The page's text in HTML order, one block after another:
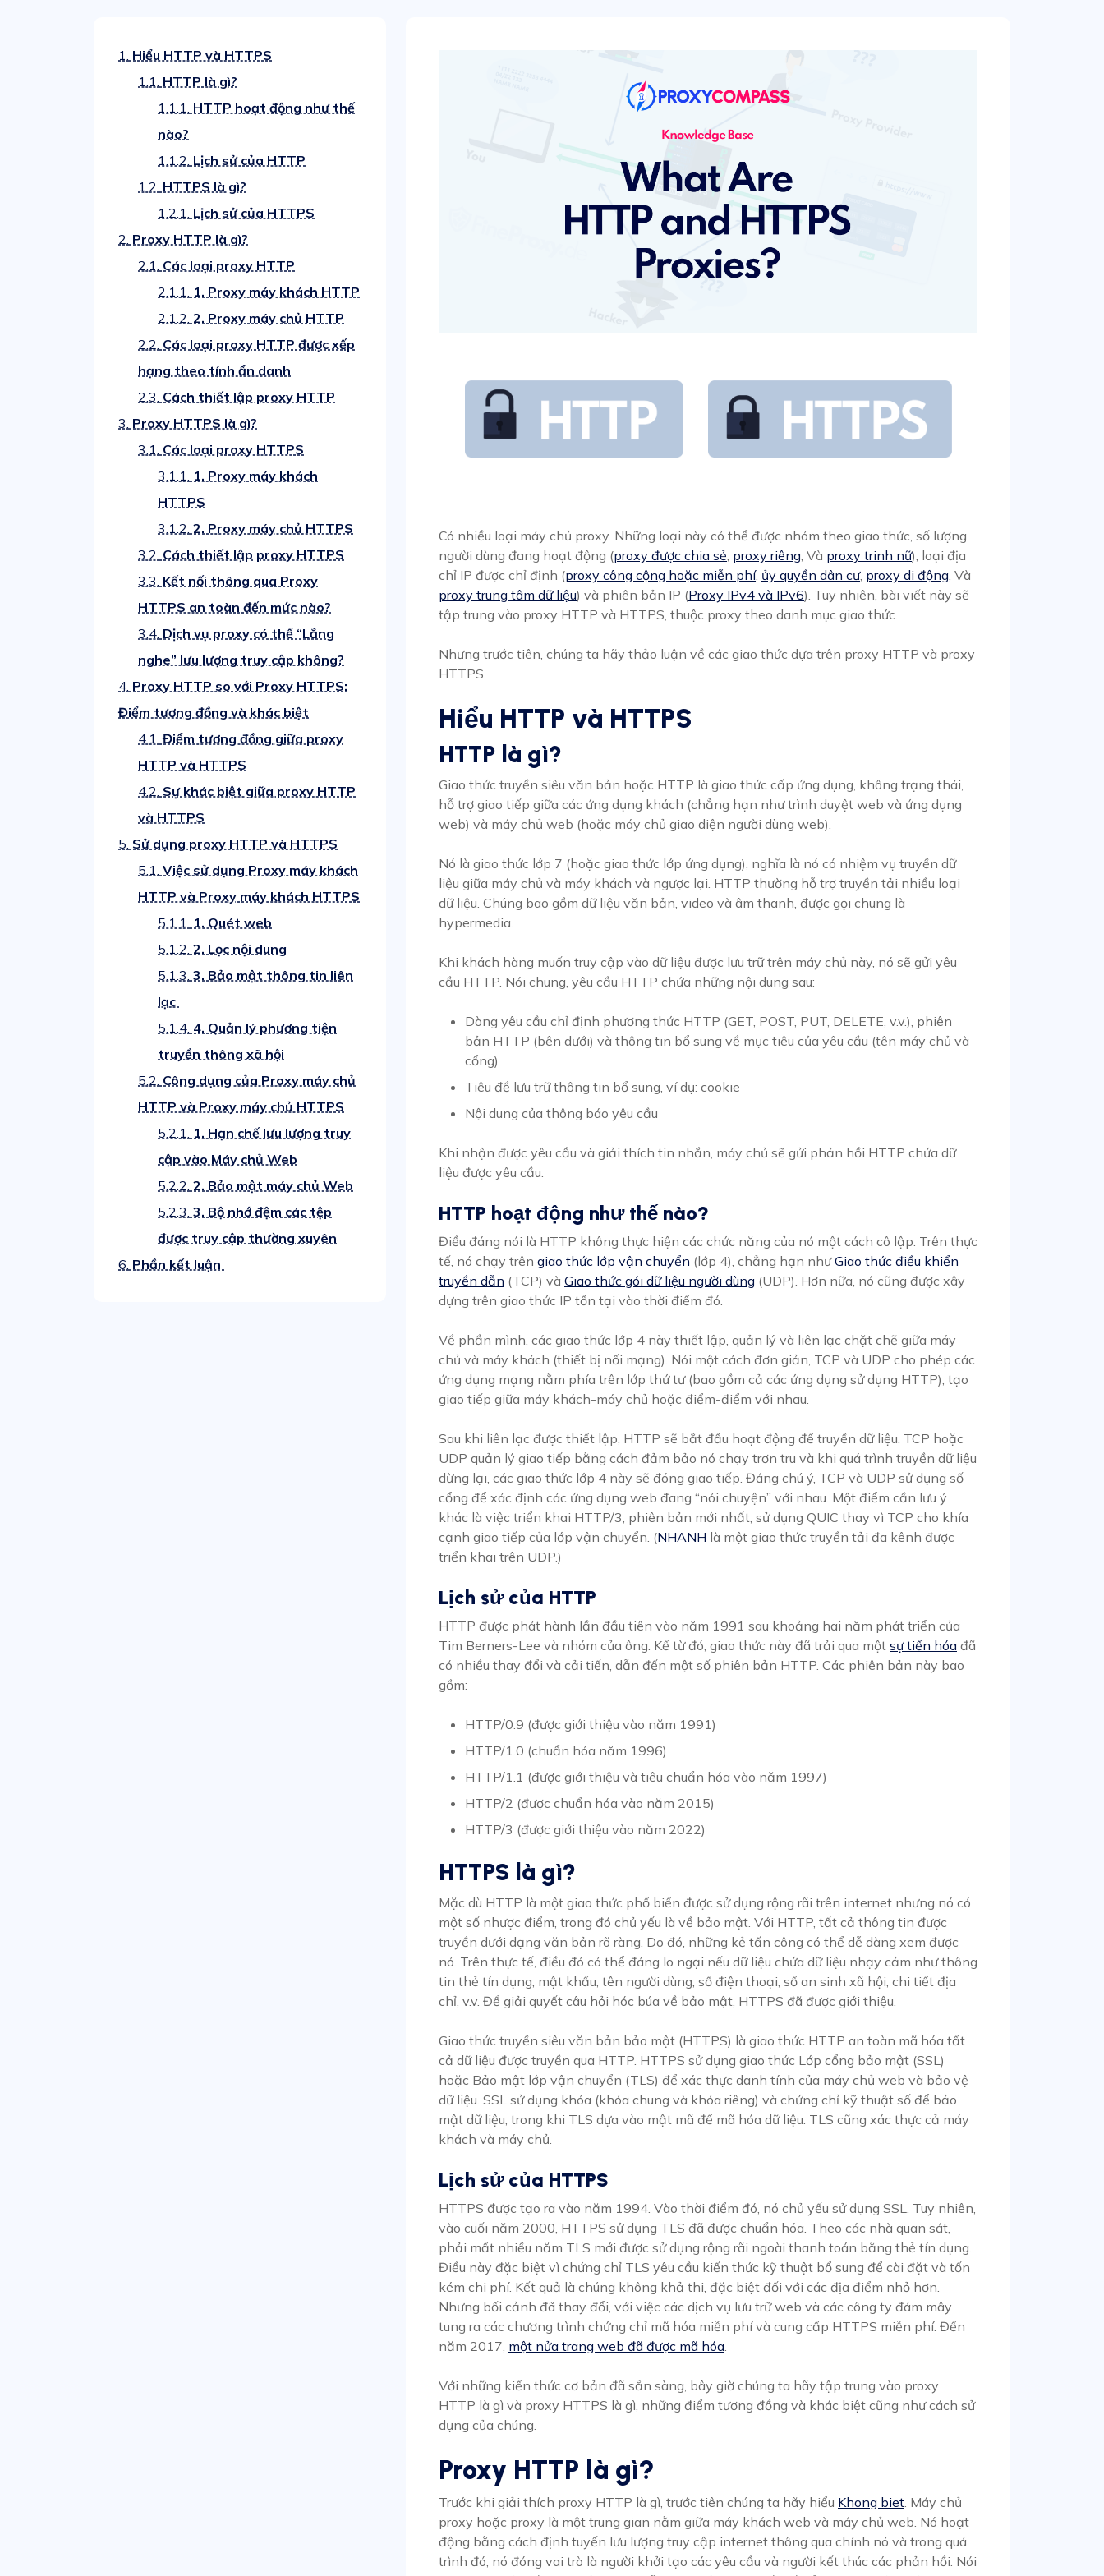
1. Hiểu HTTP và HTTPS
1.1. HTTP là gì?
1.1.1. HTTP hoạt động như thế
nào?
1.1.2. Lịch sử của HTTP
1.2. HTTPS là gì?
1.2.1. Lịch sử của HTTPS
2. Proxy HTTP là gì?
2.1. Các loại proxy HTTP
2.1.1. 1. Proxy máy khách HTTP
2.1.2. 2. Proxy máy chủ HTTP
2.2. Các loại proxy HTTP được xếp
hạng theo tính ẩn danh
2.3. Cách thiết lập proxy HTTP
3. Proxy HTTPS là gì?
3.1. Các loại proxy HTTPS
3.1.1. 1. Proxy máy khách
HTTPS
3.1.2. 2. Proxy máy chủ HTTPS
3.2. Cách thiết lập proxy HTTPS
3.3. Kết nối thông qua Proxy
HTTPS an toàn đến mức nào?
3.4. Dịch vụ proxy có thể “Lắng
nghe” lưu lượng truy cập không?
4. Proxy HTTP so với Proxy HTTPS:
Điểm tương đồng và khác biệt
4.1. Điểm tương đồng giữa proxy
HTTP và HTTPS
4.2. Sự khác biệt giữa proxy HTTP
và HTTPS
5. Sử dụng proxy HTTP và HTTPS
5.1. Việc sử dụng Proxy máy khách
HTTP và Proxy máy khách HTTPS
5.1.1. 1. Quét web
5.1.2. 2. Lọc nội dung
5.1.3. 3. Bảo mật thông tin liên
lạc
5.1.4. 4. Quản lý phương tiện
truyền thông xã hội
5.2. Công dụng của Proxy máy chủ
HTTP và Proxy máy chủ HTTPS
5.2.1. 1. Hạn chế lưu lượng truy
cập vào Máy chủ Web
5.2.2. 2. Bảo mật máy chủ Web
5.2.3. 3. Bộ nhớ đệm các tệp
được truy cập thường xuyên
6. Phần kết luận
Có nhiều loại máy chủ proxy. Những loại này có thể được nhóm theo giao thức, số lượng
người dùng đang hoạt động (proxy được chia sẻ proxy riêng , Và proxy trinh nữ), loại địa
chỉ IP được chỉ định (proxy công cộng hoặc miễn phí, ủy quyền dân cư, proxy di động , Và
proxy trung tâm dữ liệu) và phiên bản IP (Proxy IPv4 và IPv6). Tuy nhiên, bài viết này sẽ
tập trung vào proxy HTTP và HTTPS, thuộc proxy theo danh mục giao thức.
Nhưng trước tiên, chúng ta hãy thảo luận về các giao thức dựa trên proxy HTTP và proxy
HTTPS.
Hiểu HTTP và HTTPS
HTTP là gì?
Giao thức truyền siêu văn bản hoặc HTTP là giao thức cấp ứng dụng, không trạng thái,
hỗ trợ giao tiếp giữa các ứng dụng khách (chẳng hạn như trình duyệt web và ứng dụng
web) và máy chủ web (hoặc máy chủ giao diện người dùng web).
Nó là giao thức lớp 7 (hoặc giao thức lớp ứng dụng), nghĩa là nó có nhiệm vụ truyền dữ
liệu giữa máy chủ và máy khách và ngược lại. HTTP thường hỗ trợ truyền tải nhiều loại
dữ liệu. Chúng bao gồm dữ liệu văn bản, video và âm thanh, được gọi chung là
hypermedia.
Khi khách hàng muốn truy cập vào dữ liệu được lưu trữ trên máy chủ này, nó sẽ gửi yêu
cầu HTTP. Nói chung, yêu cầu HTTP chứa những nội dung sau:
Dòng yêu cầu chỉ định phương thức HTTP (GET, POST, PUT, DELETE, v.v.), phiên
bản HTTP (bên dưới) và thông tin bổ sung về mục tiêu của yêu cầu (tên máy chủ và
cổng)
Tiêu đề lưu trữ thông tin bổ sung, ví dụ: cookie
Nội dung của thông báo yêu cầu
Khi nhận được yêu cầu và giải thích tin nhắn, máy chủ sẽ gửi phản hồi HTTP chứa dữ
liệu được yêu cầu.
HTTP hoạt động như thế nào?
Điều đáng nói là HTTP không thực hiện các chức năng của nó một cách cô lập. Trên thực
tế, nó chạy trên giao thức lớp vận chuyển (lớp 4), chẳng hạn nhưGiao thức điều khiển
truyền dẫn (TCP) và Giao thức gói dữ liệu người dùng (UDP). Hơn nữa, nó cũng được xây
dựng trên giao thức IP tồn tại vào thời điểm đó.
Về phần mình, các giao thức lớp 4 này thiết lập, quản lý và liên lạc chặt chẽ giữa máy
chủ và máy khách (thiết bị nối mạng). Nói một cách đơn giản, TCP và UDP cho phép các
ứng dụng mạng nằm phía trên lớp thứ tư (bao gồm cả các ứng dụng sử dụng HTTP), tạo
giao tiếp giữa máy khách-máy chủ hoặc điểm-điểm với nhau.
Sau khi liên lạc được thiết lập, HTTP sẽ bắt đầu hoạt động để truyền dữ liệu. TCP hoặc
UDP quản lý giao tiếp bằng cách đảm bảo nó chạy trơn tru và khi quá trình truyền dữ liệu
dừng lại, các giao thức lớp 4 này sẽ đóng giao tiếp. Đáng chú ý, TCP và UDP sử dụng số
cổng để xác định các ứng dụng web đang “nói chuyện” với nhau. Một điểm cần lưu ý
khác là việc triển khai HTTP/3, phiên bản mới nhất, sử dụng QUIC thay vì TCP cho khía
cạnh giao tiếp của lớp vận chuyển. (NHANH là một giao thức truyền tải đa kênh được
triển khai trên UDP.)
Lịch sử của HTTP
HTTP được phát hành lần đầu tiên vào năm 1991 sau khoảng hai năm phát triển của
Tim Berners-Lee và nhóm của ông. Kể từ đó, giao thức này đã trải qua một sự tiến hóa đã
có nhiều thay đổi và cải tiến, dẫn đến một số phiên bản HTTP. Các phiên bản này bao
gồm:
HTTP/0.9 (được giới thiệu vào năm 1991)
HTTP/1.0 (chuẩn hóa năm 1996)
HTTP/1.1 (được giới thiệu và tiêu chuẩn hóa vào năm 1997)
HTTP/2 (được chuẩn hóa vào năm 2015)
HTTP/3 (được giới thiệu vào năm 2022)
HTTPS là gì?
Mặc dù HTTP là một giao thức phổ biến được sử dụng rộng rãi trên internet nhưng nó có
một số nhược điểm, trong đó chủ yếu là về bảo mật. Với HTTP, tất cả thông tin được
truyền dưới dạng văn bản rõ ràng. Do đó, những kẻ tấn công có thể dễ dàng xem được
nó. Trên thực tế, điều đó có thể đáng lo ngại nếu dữ liệu chứa dữ liệu nhạy cảm như thông
tin thẻ tín dụng, mật khẩu, tên người dùng, số điện thoại, số an sinh xã hội, chi tiết địa
chỉ, v.v. Để giải quyết câu hỏi hóc búa về bảo mật, HTTPS đã được giới thiệu.
Giao thức truyền siêu văn bản bảo mật (HTTPS) là giao thức HTTP an toàn mã hóa tất
cả dữ liệu được truyền qua HTTP. HTTPS sử dụng giao thức Lớp cổng bảo mật (SSL)
hoặc Bảo mật lớp vận chuyển (TLS) để xác thực danh tính của máy chủ web và bảo vệ
dữ liệu. SSL sử dụng khóa (khóa chung và khóa riêng) và chứng chỉ kỹ thuật số để bảo
mật dữ liệu, trong khi TLS dựa vào mật mã để mã hóa dữ liệu. TLS cũng xác thực cả máy
khách và máy chủ.
Lịch sử của HTTPS
HTTPS được tạo ra vào năm 1994. Vào thời điểm đó, nó chủ yếu sử dụng SSL. Tuy nhiên,
vào cuối năm 2000, HTTPS sử dụng TLS đã được chuẩn hóa. Theo các nhà quan sát,
phải mất nhiều năm TLS mới được sử dụng rộng rãi ngoài thanh toán bằng thẻ tín dụng.
Điều này đặc biệt vì chứng chỉ TLS yêu cầu kiến thức kỹ thuật bổ sung để cài đặt và tốn
kém chi phí. Kết quả là chúng không khả thi, đặc biệt đối với các địa điểm nhỏ hơn.
Nhưng bối cảnh đã thay đổi, với việc các dịch vụ lưu trữ web và các công ty đám mây
tung ra các chương trình chứng chỉ mã hóa miễn phí và cung cấp HTTPS miễn phí. Đến
năm 2017, một nửa trang web đã được mã hóa
Với những kiến thức cơ bản đã sẵn sàng, bây giờ chúng ta hãy tập trung vào proxy
HTTP là gì và proxy HTTPS là gì, những điểm tương đồng và khác biệt cũng như cách sử
dụng của chúng.
Proxy HTTP là gì?
Trước khi giải thích proxy HTTP là gì, trước tiên chúng ta hãy hiểu Khong biet . Máy chủ
proxy hoặc proxy là một trung gian nằm giữa máy khách web và máy chủ web. Nó hoạt
động bằng cách định tuyến lưu lượng truy cập internet thông qua chính nó và trong quá
trình đó, nó đóng vai trò là người khởi tạo các yêu cầu và người kết thúc các phản hồi. Nói